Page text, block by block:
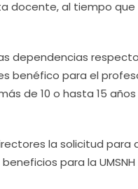
docente, al tiempo que
dependencias
benéfico para el
de 10 o hasta 15
la solicitud para
para la UMSNH